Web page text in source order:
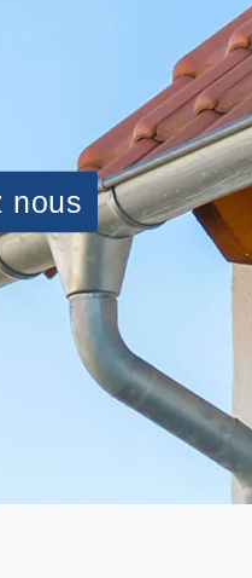
nous